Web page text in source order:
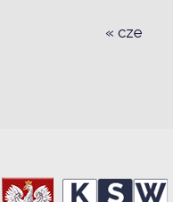
« cze